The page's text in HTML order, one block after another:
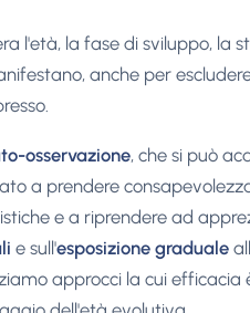
l'età, la fase di sviluppo, la
anche per
osservazione, che si può
a prendere
e a riprendere ad
e sull'esposizione graduale
approcci la cui efficacia